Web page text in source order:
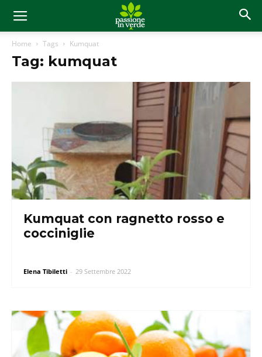
Home Tags Kumquat
Tag: kumquat
Kumquat con ragnetto rosso e
cocciniglie
Elena Tibiletti - 29 Settembre 2022